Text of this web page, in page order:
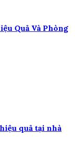
Quả Và Phòng
quả tại nhà